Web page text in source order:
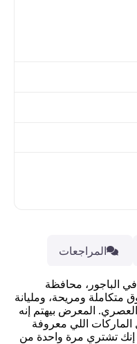
المراجعات
في الباجور، محافظة
متكاملة ومريحة، ومليانة
المعرض بيهتم إنه
اللي معروفة
إنك تشتري مرة واحدة من